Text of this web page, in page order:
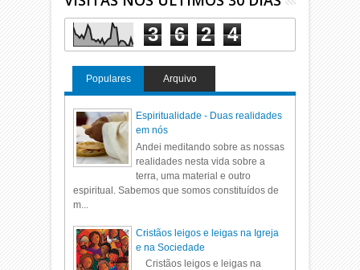
3 6 2 4
Populares Arquivo
Espiritualidade - Duas realidades
em nós
Andei meditando sobre as nossas
realidades nesta vida sobre a
terra, uma material e outro
espiritual. Sabemos que somos constituídos de
m...
Cristãos leigos e leigas na Igreja
e na Sociedade
Cristãos leigos e leigas na